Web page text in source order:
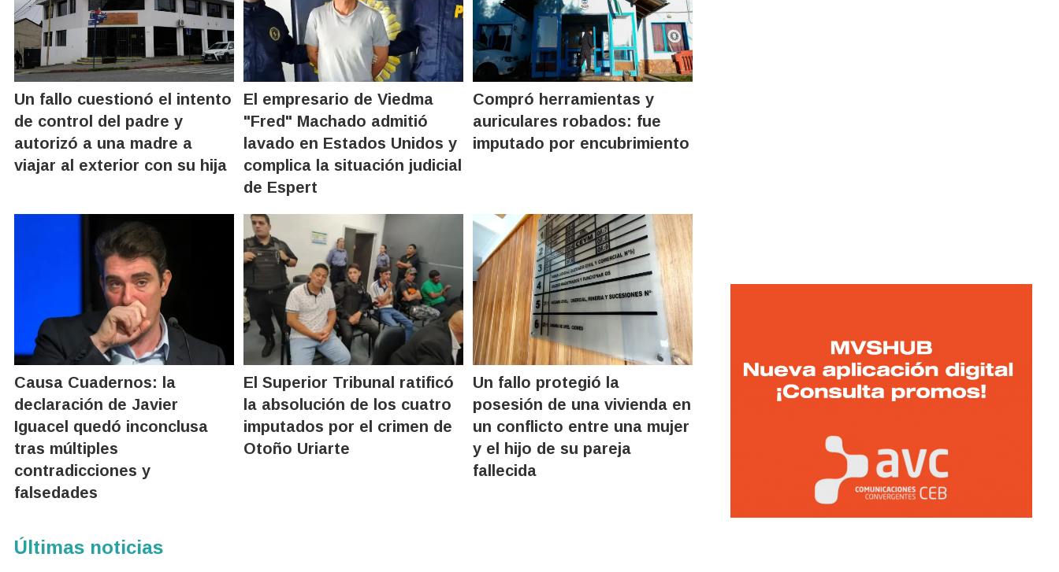
Un fallo cuestionó el intento
de control del padre y
autorizó a una madre a
viajar al exterior con su hija
El empresario de Viedma
"Fred" Machado admitió
lavado en Estados Unidos y
complica la situación judicial
de Espert
Compró herramientas y
auriculares robados: fue
imputado por encubrimiento
Causa Cuadernos: la
declaración de Javier
Iguacel quedó inconclusa
tras múltiples
contradicciones y
falsedades
El Superior Tribunal ratificó
la absolución de los cuatro
imputados por el crimen de
Otoño Uriarte
Un fallo protegió la
posesión de una vivienda en
un conflicto entre una mujer
y el hijo de su pareja
fallecida
Últimas noticias